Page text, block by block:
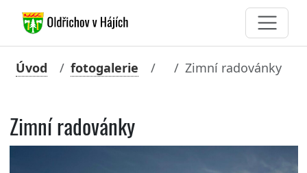
Úvod fotogalerie Zimní radovánky
Zimní radovánky